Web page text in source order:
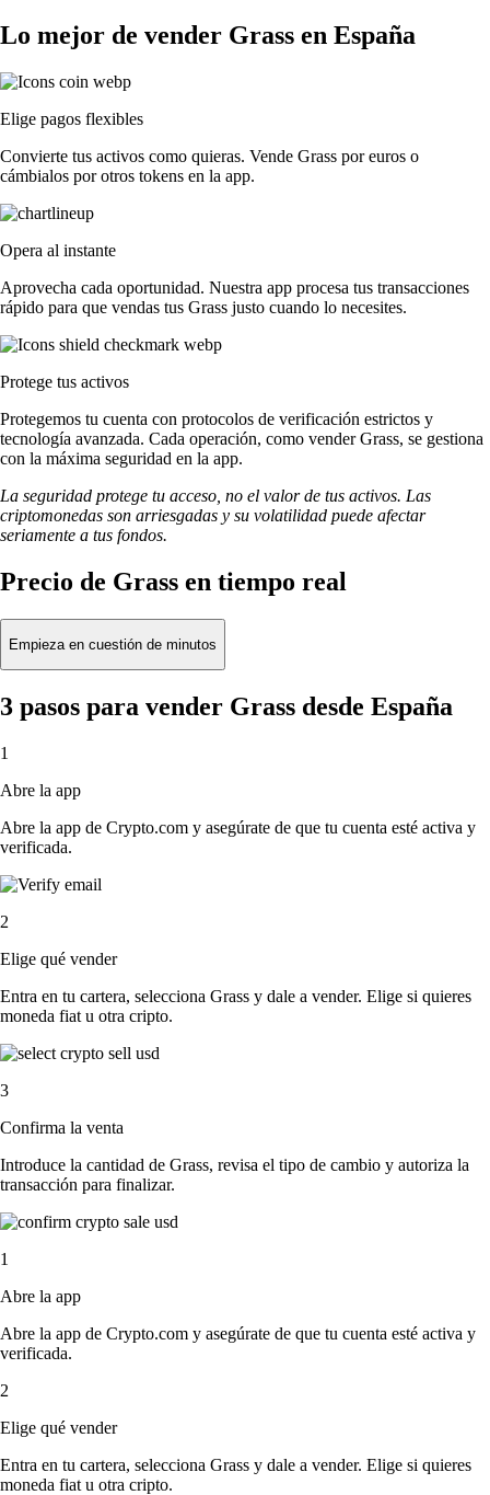
Lo mejor de vender Grass en España
Elige pagos flexibles
Convierte tus activos como quieras. Vende Grass por euros o
cámbialos por otros tokens en la app.
Opera al instante
Aprovecha cada oportunidad. Nuestra app procesa tus transacciones
rápido para que vendas tus Grass justo cuando lo necesites.
Protege tus activos
Protegemos tu cuenta con protocolos de verificación estrictos y
tecnología avanzada. Cada operación, como vender Grass, se gestiona
con la máxima seguridad en la app.
La seguridad protege tu acceso, no el valor de tus activos. Las
criptomonedas son arriesgadas y su volatilidad puede afectar
seriamente a tus fondos.
Precio de Grass en tiempo real
Empieza en cuestión de minutos
3 pasos para vender Grass desde España
1
Abre la app
Abre la app de Crypto.com y asegúrate de que tu cuenta esté activa y
verificada.
2
Elige qué vender
Entra en tu cartera, selecciona Grass y dale a vender. Elige si quieres
moneda fiat u otra cripto.
3
Confirma la venta
Introduce la cantidad de Grass, revisa el tipo de cambio y autoriza la
transacción para finalizar.
1
Abre la app
Abre la app de Crypto.com y asegúrate de que tu cuenta esté activa y
verificada.
2
Elige qué vender
Entra en tu cartera, selecciona Grass y dale a vender. Elige si quieres
moneda fiat u otra cripto.